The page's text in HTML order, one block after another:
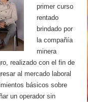
primer curso
rentado
brindado por
la compañía
minera
realizado con el fin de
al mercado laboral
básicos sobre
un operador sin